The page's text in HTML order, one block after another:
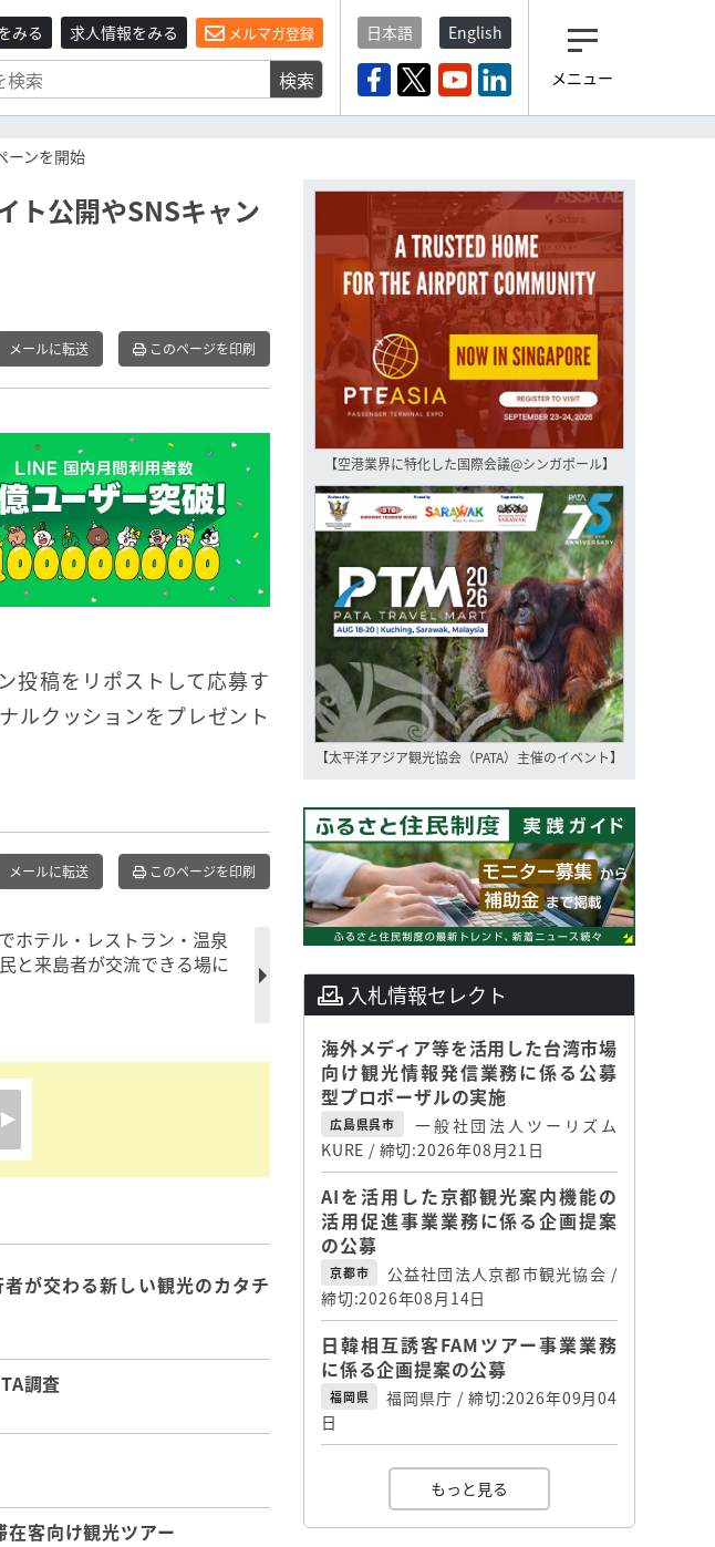
みる 求人情報をみる メルマガ登録
検索
日本語 English
メニュー
ーンを開始
ト公開やSNSキャン
メールに転送 このページを印刷
投稿をリポストして応募す
ルクッションをプレゼント
メールに転送 このページを印刷
ホテル・レストラン・温泉
と来島者が交流できる場に
が交わる新しい観光のカタチ
調査
客向け観光ツアー
【空港業界に特化した国際会議@シンガポール】
【太平洋アジア観光協会（PATA）主催のイベント】
入札情報セレクト
海外メディア等を活用した台湾市場
向け観光情報発信業務に係る公募
型プロポーザルの実施
広島県呉市
一般社団法人ツーリズム
KURE / 締切:2026年08月21日
AIを活用した京都観光案内機能の
活用促進事業業務に係る企画提案
の公募
京都市
公益社団法人京都市観光協会 /
締切:2026年08月14日
日韓相互誘客FAMツアー事業業務
に係る企画提案の公募
福岡県
福岡県庁 / 締切:2026年09月04
日
もっと見る
観光産業ニュース「トラベ
登録済みですよね？
もし未だ登録していないなら…
いますぐ登録する